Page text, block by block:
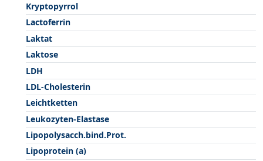
Kryptopyrrol
Lactoferrin
Laktat
Laktose
LDH
LDL-Cholesterin
Leichtketten
Leukozyten-Elastase
Lipopolysacch.bind.Prot.
Lipoprotein (a)